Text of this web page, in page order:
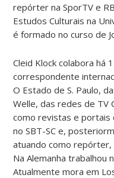
repórter na SporTV e
Estudos Culturais na
é formado no curso de
Cleid Klock colabora há
correspondente
O Estado de S. Paulo,
Welle, das redes de TV
como revistas e portais
no SBT-SC e,
atuando como
Na Alemanha trabalhou
Atualmente mora em